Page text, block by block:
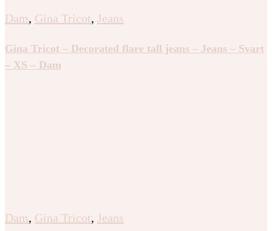
Dam, Gina Tricot, Jeans
Gina Tricot – Decorated flare tall jeans – Jeans – Svart
– XS – Dam
Dam, Gina Tricot, Jeans